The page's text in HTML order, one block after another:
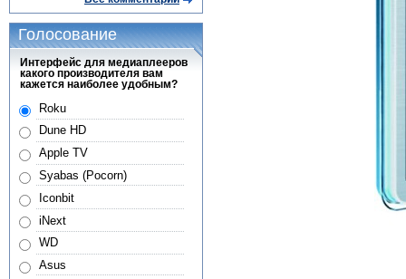
Голосование
Интерфейс для медиаплееров
какого производителя вам
кажется наиболее удобным?
Roku
Dune HD
Apple TV
Syabas (Pocorn)
Iconbit
iNext
WD
Asus